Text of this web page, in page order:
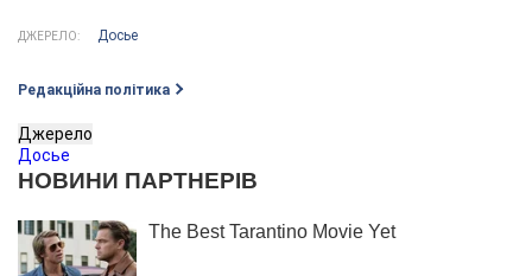
ДЖЕРЕЛО: Досье
Редакційна політика
Джерело
Досье